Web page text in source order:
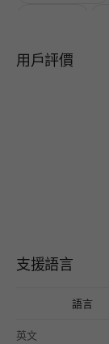
用戶評價
支援語言
語言
英文